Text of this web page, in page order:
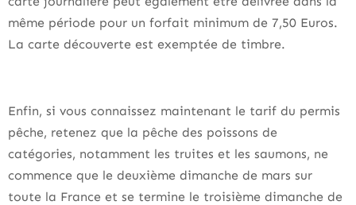
même période pour un forfait minimum de 7,50 Euros.
La carte découverte est exemptée de timbre.
Enfin, si vous connaissez maintenant le tarif du permis
pêche, retenez que la pêche des poissons de
catégories, notamment les truites et les saumons, ne
commence que le deuxième dimanche de mars sur
toute la France et se termine le troisième dimanche de